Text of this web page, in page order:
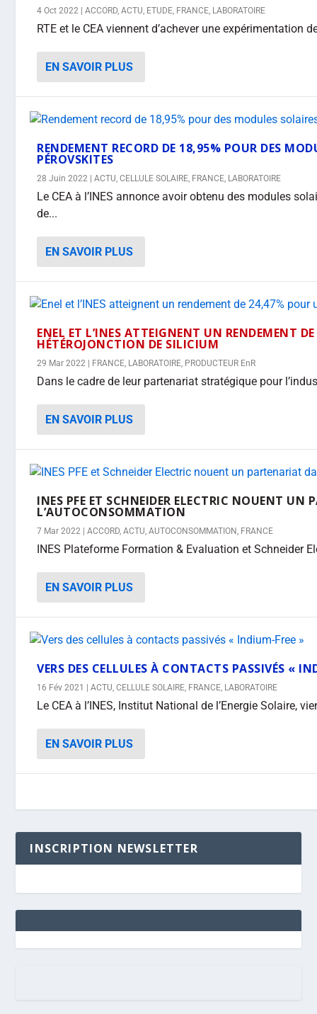
4 Oct 2022 |ACCORD,ACTU, ETUDE, FRANCE, LABORATOIRE
RTE et le CEA viennent d’achever une expérimentation
EN SAVOIR PLUS
RENDEMENT RECORD DE 18,95% POUR DES
PÉROVSKITES
28 Juin 2022 |ACTU,CELLULE SOLAIRE, FRANCE, LABORATOIRE
Le CEA à l’INES annonce avoir obtenu des modules
de...
EN SAVOIR PLUS
ENEL ET L’INES ATTEIGNENT UN RENDEMENT
HÉTÉROJONCTION DE SILICIUM
29 Mar 2022 FRANCE, LABORATOIRE, PRODUCTEUR EnR
Dans le cadre de leur partenariat stratégique pour
EN SAVOIR PLUS
INES PFE ET SCHNEIDER ELECTRIC NOUENT UN
L’AUTOCONSOMMATION
7 Mar 2022 |ACCORD,ACTU,AUTOCONSOMMATION, FRANCE
INES Plateforme Formation & Evaluation et Schneider
EN SAVOIR PLUS
VERS DES CELLULES À CONTACTS PASSIVÉS «
16 Fév 2021 |ACTU,CELLULE SOLAIRE, FRANCE, LABORATOIRE
Le CEA à l’INES, Institut National de l’Energie Solaire,
EN SAVOIR PLUS
INSCRIPTION NEWSLETTER